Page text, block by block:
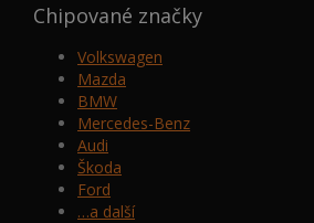
Chipované značky
Volkswagen
Mazda
BMW
Mercedes-Benz
Audi
Škoda
Ford
…a další